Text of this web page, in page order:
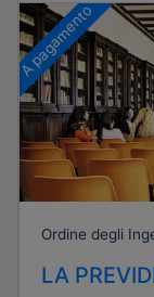
A pagamento
Ordine degli
LA